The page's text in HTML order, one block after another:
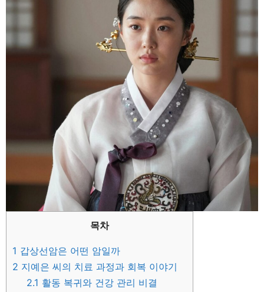
목차
1 갑상선암은 어떤 암일까
2 지예은 씨의 치료 과정과 회복 이야기
2.1 활동 복귀와 건강 관리 비결